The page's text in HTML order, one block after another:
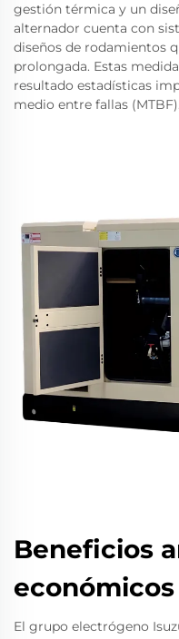
gestión térmica y un
alternador cuenta con
diseños de rodamientos
prolongada. Estas
resultado estadísticas
medio entre fallas (MTBF).
Beneficios
económicos
El grupo electrógeno